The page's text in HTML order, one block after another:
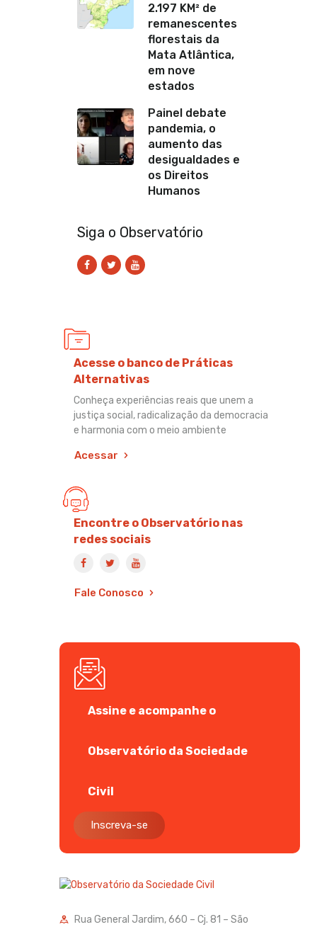
2.197 KM² de
remanescentes
florestais da
Mata Atlântica,
em nove
estados
Painel debate
pandemia, o
aumento das
desigualdades e
os Direitos
Humanos
Siga o Observatório
Acesse o banco de Práticas
Alternativas
Conheça experiências reais que unem a
justiça social, radicalização da democracia
e harmonia com o meio ambiente
Acessar
Encontre o Observatório nas
redes sociais
Fale Conosco
Assine e acompanhe o
Observatório da Sociedade
Civil
Inscreva-se
Rua General Jardim, 660 – Cj. 81 – São